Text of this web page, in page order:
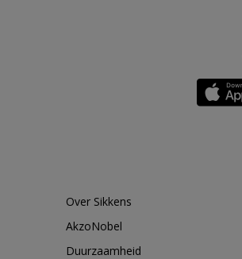
Over Sikkens
AkzoNobel
Duurzaamheid